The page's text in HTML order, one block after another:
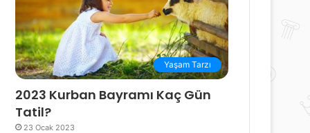
Yaşam Tarzı
2023 Kurban Bayramı Kaç Gün
Tatil?
23 Ocak 2023